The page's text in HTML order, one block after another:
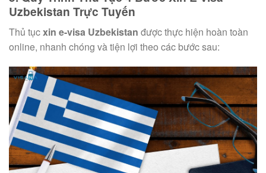
Uzbekistan Trực Tuyến
Thủ tụcxin e-visa Uzbekistan được thực hiện hoàn toàn
online, nhanh chóng và tiện lợi theo các bước sau: